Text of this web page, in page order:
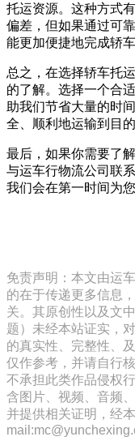
托运资源。这种方式
偏差，但如果通过可
能更加便捷地完成轿车
总之，在选择轿车托
的了解。选择一个合
助我们节省大量的时
全、顺利地运输到目的
最后，如果你需要了
与运车行物流公司联
我们会在第一时间为
免责声明：本文由运
的在于传递更多信息
关。其原创性以及文
题）未经本站证实，
的真实性、完整性、
仅作参考，并请自行
不承担此类作品侵权
含图片、视频、音频
并提供相关证明，经